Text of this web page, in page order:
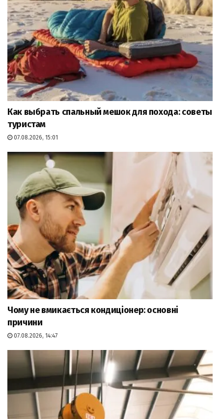
Как выбрать спальный мешок для похода: советы
туристам
07.08.2026, 15:01
Чому не вмикається кондиціонер: основні
причини
07.08.2026, 14:47